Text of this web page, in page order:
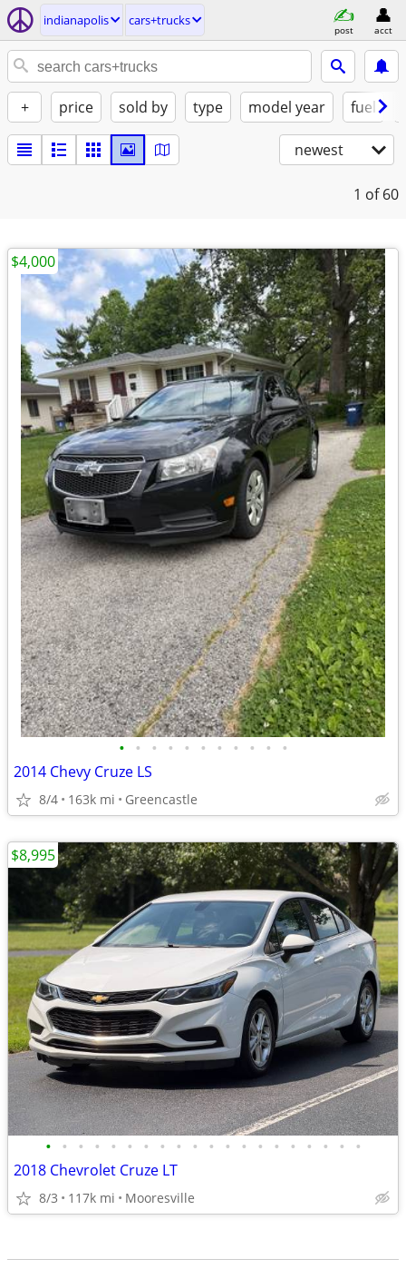
indianapolis cars+trucks
post acct
+ price sold by type model year fuel
newest
1 of 60
• • • • • • • • • • •
2014 Chevy Cruze LS
8/4 163k mi Greencastle
$4,000
• • • • • • • • • • • • • • • • • • • •
2018 Chevrolet Cruze LT
8/3 117k mi Mooresville
$8,995